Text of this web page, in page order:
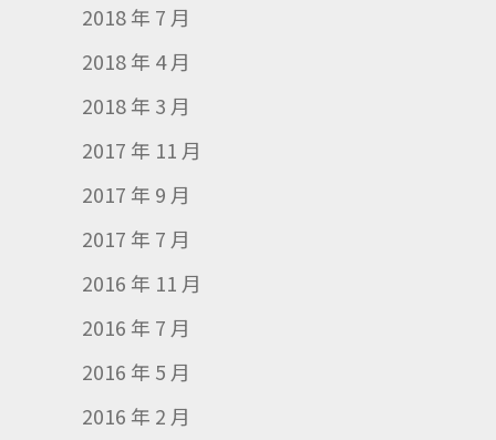
2018 年 7 月
2018 年 4 月
2018 年 3 月
2017 年 11 月
2017 年 9 月
2017 年 7 月
2016 年 11 月
2016 年 7 月
2016 年 5 月
2016 年 2 月